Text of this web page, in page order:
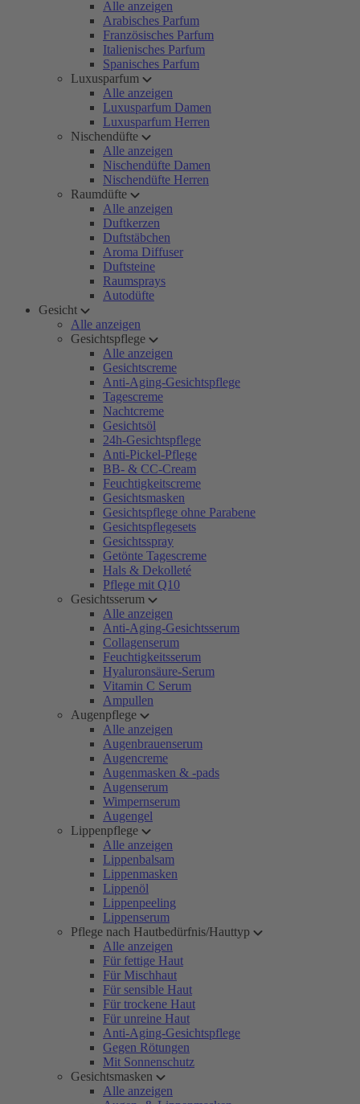
Alle anzeigen
Arabisches Parfum
Französisches Parfum
Italienisches Parfum
Spanisches Parfum
Luxusparfum
Alle anzeigen
Luxusparfum Damen
Luxusparfum Herren
Nischendüfte
Alle anzeigen
Nischendüfte Damen
Nischendüfte Herren
Raumdüfte
Alle anzeigen
Duftkerzen
Duftstäbchen
Aroma Diffuser
Duftsteine
Raumsprays
Autodüfte
Gesicht
Alle anzeigen
Gesichtspflege
Alle anzeigen
Gesichtscreme
Anti-Aging-Gesichtspflege
Tagescreme
Nachtcreme
Gesichtsöl
24h-Gesichtspflege
Anti-Pickel-Pflege
BB- & CC-Cream
Feuchtigkeitscreme
Gesichtsmasken
Gesichtspflege ohne Parabene
Gesichtspflegesets
Gesichtsspray
Getönte Tagescreme
Hals & Dekolleté
Pflege mit Q10
Gesichtsserum
Alle anzeigen
Anti-Aging-Gesichtsserum
Collagenserum
Feuchtigkeitsserum
Hyaluronsäure-Serum
Vitamin C Serum
Ampullen
Augenpflege
Alle anzeigen
Augenbrauenserum
Augencreme
Augenmasken & -pads
Augenserum
Wimpernserum
Augengel
Lippenpflege
Alle anzeigen
Lippenbalsam
Lippenmasken
Lippenöl
Lippenpeeling
Lippenserum
Pflege nach Hautbedürfnis/Hauttyp
Alle anzeigen
Für fettige Haut
Für Mischhaut
Für sensible Haut
Für trockene Haut
Für unreine Haut
Anti-Aging-Gesichtspflege
Gegen Rötungen
Mit Sonnenschutz
Gesichtsmasken
Alle anzeigen